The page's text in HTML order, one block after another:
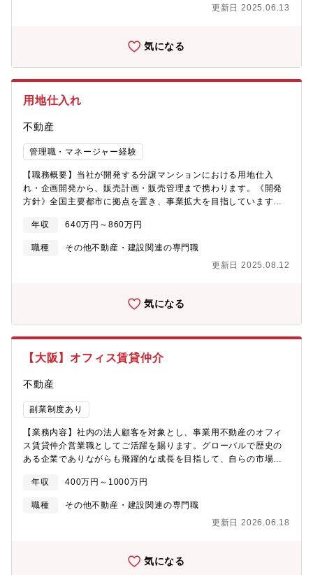
更新日 2025.06.13
気になる
用地仕入れ
不動産
管理職・マネージャー経験
【職務概要】当社が開発する分譲マンションにおける用地仕入
れ・企画開発から、販売計画・販売管理まで携わります。《開発
方針》全国主要都市に拠点を置き、事業拡大を目指しています。
準の省エネルギー性能が確保されていることを目指すという国の
政策目標の実現に向け、大京ではZEH-Mの普及などサステナビリ
ティの促進に積極的に取り組んでいます。【職種詳細】・用地に
関する情報収集/現地調査/企画立案/市場価格調査/売買折衝・用地
累計供給戸数№1の実績から、マンションに関するパイオニアとし
M、災害対策等、今日の日本の住まいのスタンダードを作ってきた
京各社内で不動産事業をワンストップで担っているため、設計か
環境がある。●全国の事業主別累計供給戸数ランキングで第１位
（各社事業開始から2024年までの累計戸数）/(株)不動産経済研究
所調べのデータを基に算出。（2024年12月末日現在）風土：コン
プライアンスや働き方を重視し「正しく楽しく」仕事をする意識
がある風土環境：福利厚生充実
年収 640万円～860万円
職種
その他不動産・建設関連の専門職
更新日 2025.08.12
気になる
【大阪】オフィス賃貸仲介
不動産
副業制度あり
【業務内容】社内の法人顧客を対象とし、事業用不動産のオフィ
ス賃貸仲介営業職としてご活躍を賜ります。グローバルで歴史の
ある企業でありながらも飛躍的な成長を目指して、自らの市場価
人顧客が抱える不動産課題に対して、他部門、他拠点と連携し一
気通貫でソリューションを提供できる不動産コンサルタントとし
ての成長を目指して受け止めることを期待します。【具体的な業
務内容】・顧客獲得優先顧客のニーズに応じた物件検討・提案、
【特徴】・内部のクライアント、日本のオフィスマーケットに精
年収 400万円～1000万円
職種
その他不動産・建設関連の専門職
更新日 2026.06.18
気になる